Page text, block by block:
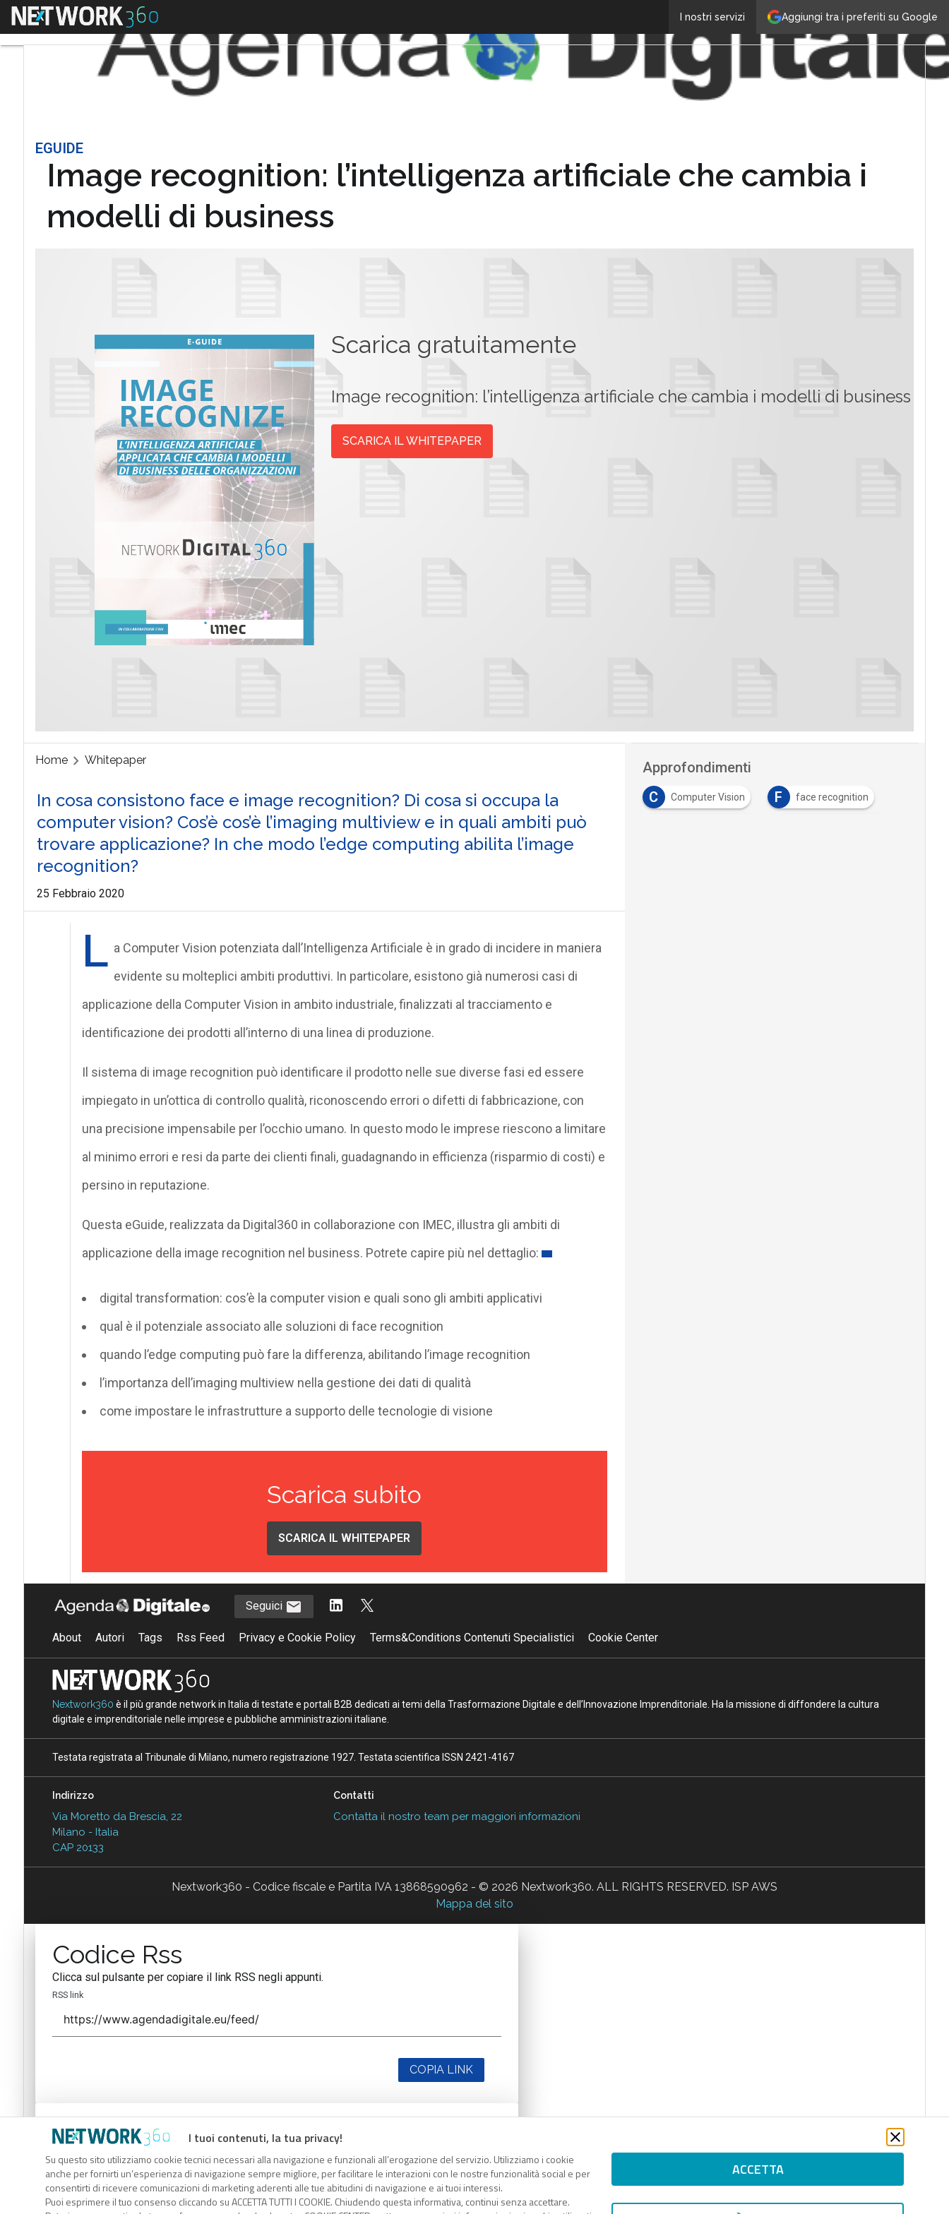
Aggiungi tra i preferiti su Google
I nostri servizi
Menu
EGUIDE
Image recognition: l’intelligenza artificiale che cambia i
modelli di business
Scarica gratuitamente
Image recognition: l’intelligenza artificiale che cambia i modelli di business
SCARICA IL WHITEPAPER
Home Whitepaper
In cosa consistono face e image recognition? Di cosa si occupa la
computer vision? Cos’è cos’è l’imaging multiview e in quali ambiti può
trovare applicazione? In che modo l’edge computing abilita l’image
recognition?
25 Febbraio 2020
L a Computer Vision potenziata dall’Intelligenza Artificiale è in grado di incidere in maniera
evidente su molteplici ambiti produttivi. In particolare, esistono già numerosi casi di
applicazione della Computer Vision in ambito industriale, finalizzati al tracciamento e
identificazione dei prodotti all’interno di una linea di produzione.
Il sistema di image recognition può identificare il prodotto nelle sue diverse fasi ed essere
impiegato in un’ottica di controllo qualità, riconoscendo errori o difetti di fabbricazione, con
una precisione impensabile per l’occhio umano. In questo modo le imprese riescono a limitare
al minimo errori e resi da parte dei clienti finali, guadagnando in efficienza (risparmio di costi) e
persino in reputazione.
Questa eGuide, realizzata da Digital360 in collaborazione con IMEC, illustra gli ambiti di
applicazione della image recognition nel business. Potrete capire più nel dettaglio:
digital transformation: cos’è la computer vision e quali sono gli ambiti applicativi
qual è il potenziale associato alle soluzioni di face recognition
quando l’edge computing può fare la differenza, abilitando l’image recognition
l’importanza dell’imaging multiview nella gestione dei dati di qualità
come impostare le infrastrutture a supporto delle tecnologie di visione
Scarica subito
SCARICA IL WHITEPAPER
Approfondimenti
C
Computer Vision F face recognition
I tuoi contenuti, la tua privacy!
Su questo sito utilizziamo cookie tecnici necessari alla navigazione e funzionali all’erogazione del servizio. Utilizziamo i cookie
anche per fornirti un’esperienza di navigazione sempre migliore, per facilitare le interazioni con le nostre funzionalità social e per
consentirti di ricevere comunicazioni di marketing aderenti alle tue abitudini di navigazione e ai tuoi interessi.
Puoi esprimere il tuo consenso cliccando su ACCETTA TUTTI I COOKIE. Chiudendo questa informativa, continui senza accettare.
ACCETTA
Seguici
About Autori Tags Rss Feed Privacy e Cookie Policy Terms&Conditions Contenuti Specialistici Cookie Center
Nextwork360 è il più grande network in Italia di testate e portali B2B dedicati ai temi della Trasformazione Digitale e dell’Innovazione Imprenditoriale. Ha la missione di diffondere la cultura
digitale e imprenditoriale nelle imprese e pubbliche amministrazioni italiane.
Testata registrata al Tribunale di Milano, numero registrazione 1927. Testata scientifica ISSN 2421-4167
Indirizzo
Via Moretto da Brescia, 22
Milano - Italia
CAP 20133
Contatti
Contatta il nostro team per maggiori informazioni
Nextwork360 - Codice fiscale e Partita IVA 13868590962 - © 2026 Nextwork360. ALL RIGHTS RESERVED. ISP AWS
Mappa del sito
Codice Rss
Clicca sul pulsante per copiare il link RSS negli appunti.
RSS link
COPIA LINK
Codice Rss
Clicca sul pulsante per copiare il link RSS negli appunti.
RSS link